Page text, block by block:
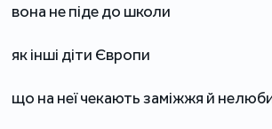
вона не піде до школи
як інші діти Європи
що на неї чекають заміжжя й